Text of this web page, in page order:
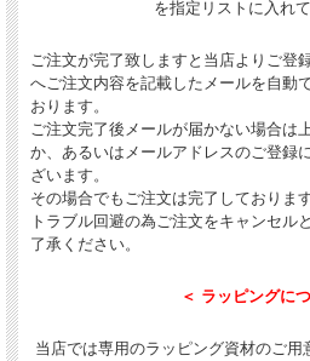
を指定リストに入れて
ご注文が完了致しますと当店よりご登
へご注文内容を記載したメールを自動
おります。
ご注文完了後メールが届かない場合は
か、あるいはメールアドレスのご登録
ざいます。
その場合でもご注文は完了しておりま
トラブル回避の為ご注文をキャンセル
了承ください。
＜ ラッピングに
当店では専用のラッピング資材のご用